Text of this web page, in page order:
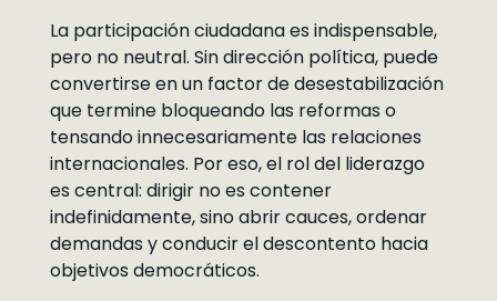
La participación ciudadana es indispensable,
pero no neutral. Sin dirección política, puede
convertirse en un factor de desestabilización
que termine bloqueando las reformas o
tensando innecesariamente las relaciones
internacionales. Por eso, el rol del liderazgo
es central: dirigir no es contener
indefinidamente, sino abrir cauces, ordenar
demandas y conducir el descontento hacia
objetivos democráticos.